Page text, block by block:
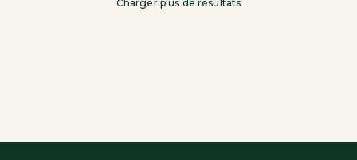
Charger plus de résultats